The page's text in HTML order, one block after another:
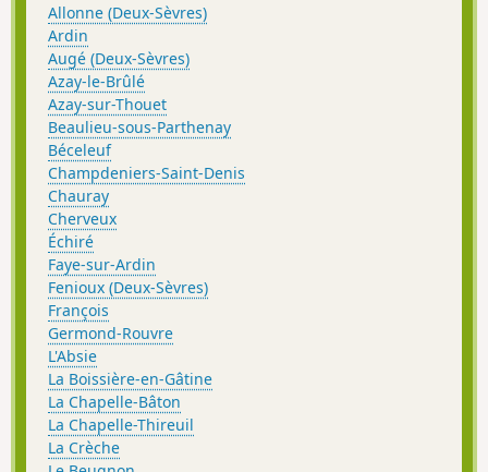
Allonne (Deux-Sèvres)
Ardin
Augé (Deux-Sèvres)
Azay-le-Brûlé
Azay-sur-Thouet
Beaulieu-sous-Parthenay
Béceleuf
Champdeniers-Saint-Denis
Chauray
Cherveux
Échiré
Faye-sur-Ardin
Fenioux (Deux-Sèvres)
François
Germond-Rouvre
L'Absie
La Boissière-en-Gâtine
La Chapelle-Bâton
La Chapelle-Thireuil
La Crèche